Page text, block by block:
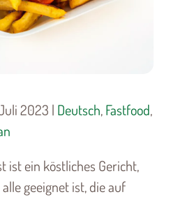
2023 | Deutsch,Fastfood,
ist ein köstliches Gericht,
geeignet ist, die auf